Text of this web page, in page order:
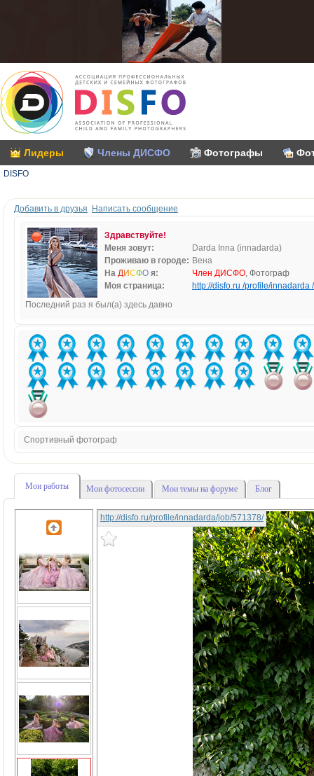
Лидеры Члены ДИСФО Фотографы
DISFO
Добавить в друзья Написать сообщение
Здравствуйте!
Меня зовут:
Darda Inna (innadarda)
Проживаю в городе: Вена
На ДИСФО я: Член ДИСФО, Фотограф
Моя страница:
http://disfo.ru /profile/innadarda /
Последний раз я был(а) здесь давно
Спортивный фотограф
Мои работы Мои фотосессии Мои темы на форуме Блог
http://disfo.ru/profile/innadarda/job/571378/